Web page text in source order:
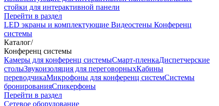
стойки для интерактивной панели
Перейти в раздел
LED экраны и комплектующие Видеостены Конференц
системы
Каталог/
Конференц системы
Камеры для конференц системыCмарт-пленкаДиспетчерские
столыЗвукоизоляция для переговорныхКабины
переводчикаМикрофоны для конференц системСистемы
бронированияСпикерфоны
Перейти в раздел
Сетевое оборудование